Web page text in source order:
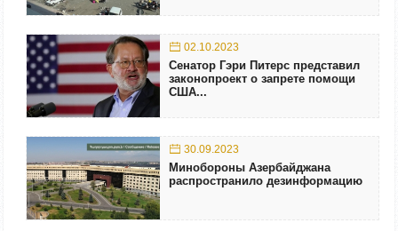
02.10.2023
Сенатор Гэри Питерс представил
законопроект о запрете помощи
США...
30.09.2023
Минобороны Азербайджана
распространило дезинформацию